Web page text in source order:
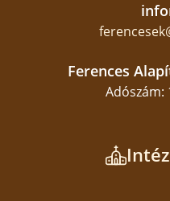
Ferences Média 2025
Fotók: Formanek
Ferences
Adószám: